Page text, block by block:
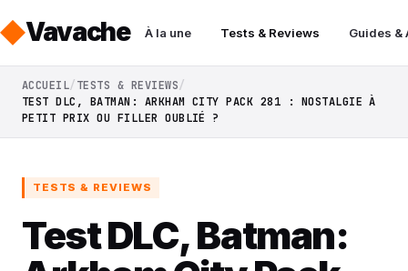
Vavache À la une Tests & Reviews Guides &
ACCUEIL TESTS & REVIEWS
TEST DLC, BATMAN: ARKHAM CITY PACK 281 : NOSTALGIE À
PETIT PRIX OU FILLER OUBLIÉ ?
TESTS & REVIEWS
Test DLC, Batman: